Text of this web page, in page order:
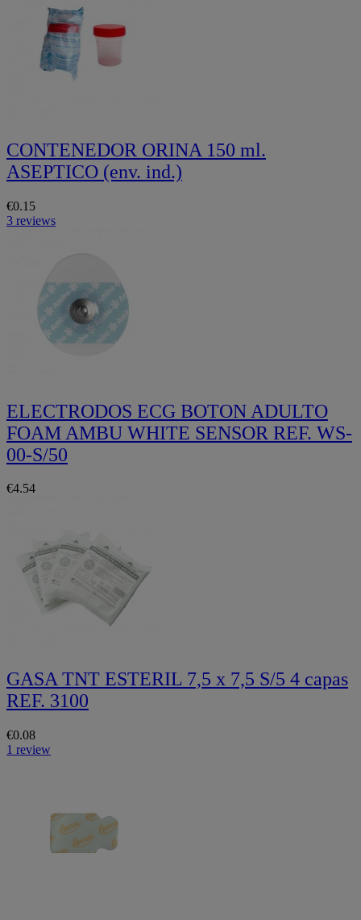
CONTENEDOR ORINA 150 ml.
ASEPTICO (env. ind.)
€0.15
3 reviews
ELECTRODOS ECG BOTON ADULTO
FOAM AMBU WHITE SENSOR REF. WS-
00-S/50
€4.54
GASA TNT ESTERIL 7,5 x 7,5 S/5 4 capas
REF. 3100
€0.08
1 review